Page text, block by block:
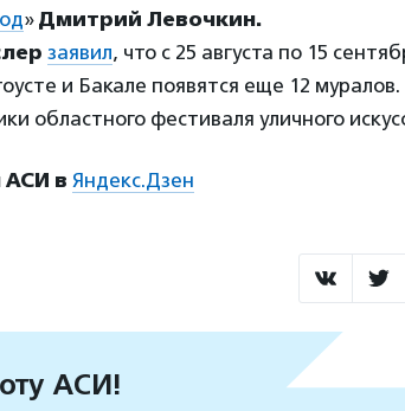
» Дмитрий Левочкин.
заявил, что с 25 августа по 15
и Бакале появятся еще 12
областного фестиваля уличного
АСИ в Яндекс.Дзен
АСИ!